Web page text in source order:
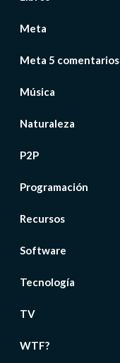
Meta
Meta 5 comentarios
Música
Naturaleza
P2P
Programación
Recursos
Software
Tecnología
TV
WTF?